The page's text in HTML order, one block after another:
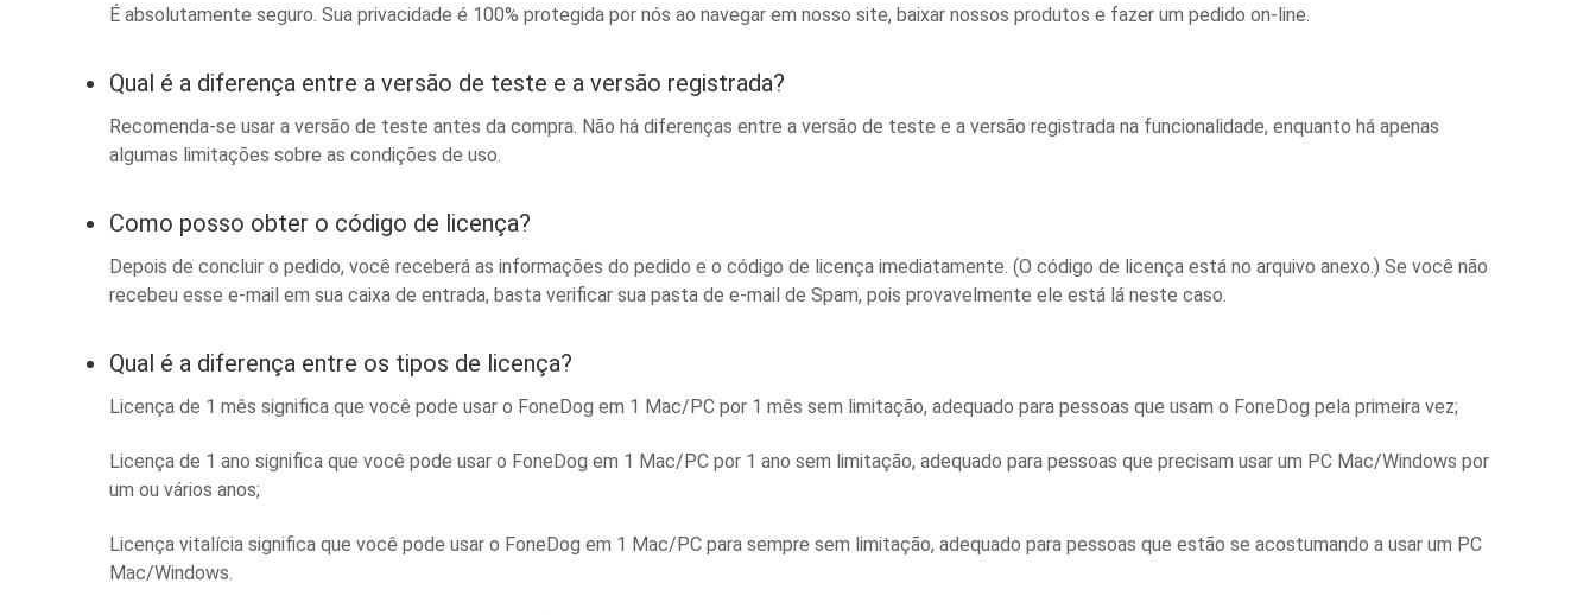
É absolutamente seguro. Sua privacidade é 100% protegida por nós ao navegar em nosso site, baixar nossos produtos e fazer um pedido on-line.
Qual é a diferença entre a versão de teste e a versão registrada?
Recomenda-se usar a versão de teste antes da compra. Não há diferenças entre a versão de teste e a versão registrada na funcionalidade, enquanto há apenas
algumas limitações sobre as condições de uso.
Como posso obter o código de licença?
Depois de concluir o pedido, você receberá as informações do pedido e o código de licença imediatamente. (O código de licença está no arquivo anexo.) Se você não
recebeu esse e-mail em sua caixa de entrada, basta verificar sua pasta de e-mail de Spam, pois provavelmente ele está lá neste caso.
Qual é a diferença entre os tipos de licença?
Licença de 1 mês significa que você pode usar o FoneDog em 1 Mac/PC por 1 mês sem limitação, adequado para pessoas que usam o FoneDog pela primeira vez;
Licença de 1 ano significa que você pode usar o FoneDog em 1 Mac/PC por 1 ano sem limitação, adequado para pessoas que precisam usar um PC Mac/Windows por
um ou vários anos;
Licença vitalícia significa que você pode usar o FoneDog em 1 Mac/PC para sempre sem limitação, adequado para pessoas que estão se acostumando a usar um PC
Mac/Windows.